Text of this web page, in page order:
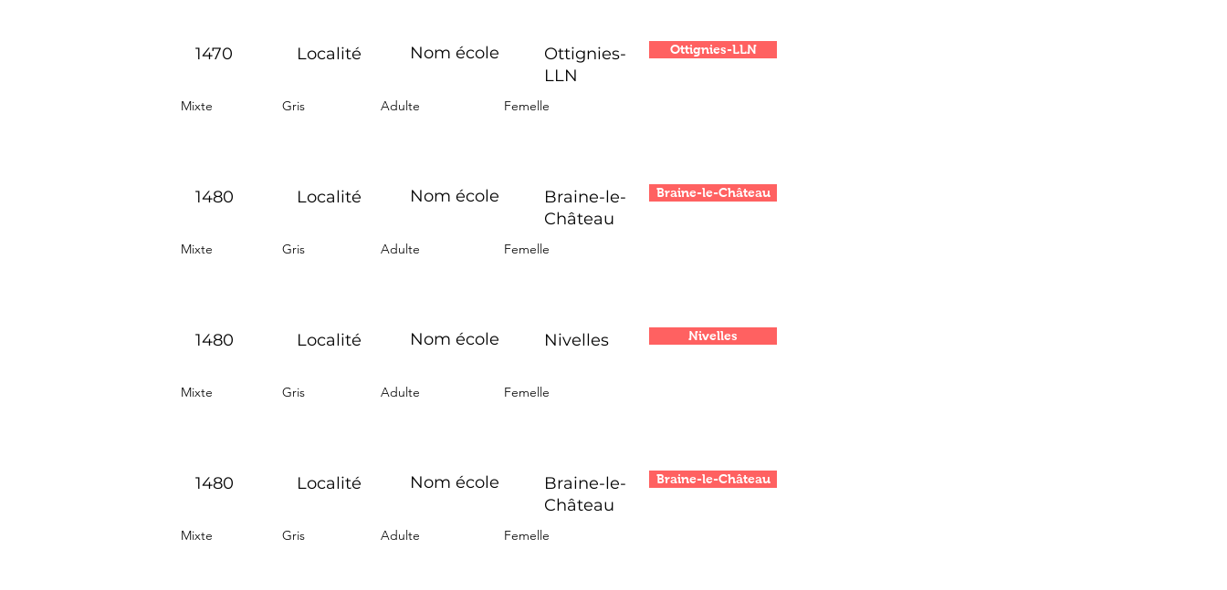
1470 Localité Nom école
Ottignies-
LLN
Ottignies-LLN
Mixte Gris Adulte Femelle
1480 Localité Nom école
Braine-le-
Château
Braine-le-Château
Mixte Gris Adulte Femelle
1480 Localité Nom école Nivelles Nivelles
Mixte Gris Adulte Femelle
1480 Localité Nom école
Braine-le-
Château
Braine-le-Château
Mixte Gris Adulte Femelle